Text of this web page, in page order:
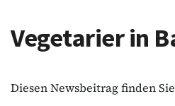
Vegetarier in
Diesen Newsbeitrag finden